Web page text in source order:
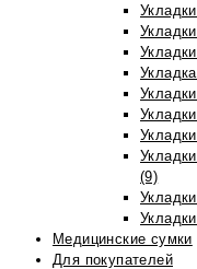
(9)
Медицинские сумки
Для покупателей